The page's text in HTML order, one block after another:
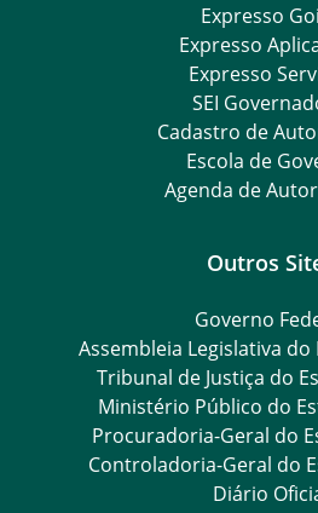
Expresso
Expresso
Expresso
SEI
Cadastro de
Escola de
Agenda de
Outros
Governo
Assembleia Legislativa do
Tribunal de Justiça do
Ministério Público do
Procuradoria-Geral do
Controladoria-Geral do
Diário